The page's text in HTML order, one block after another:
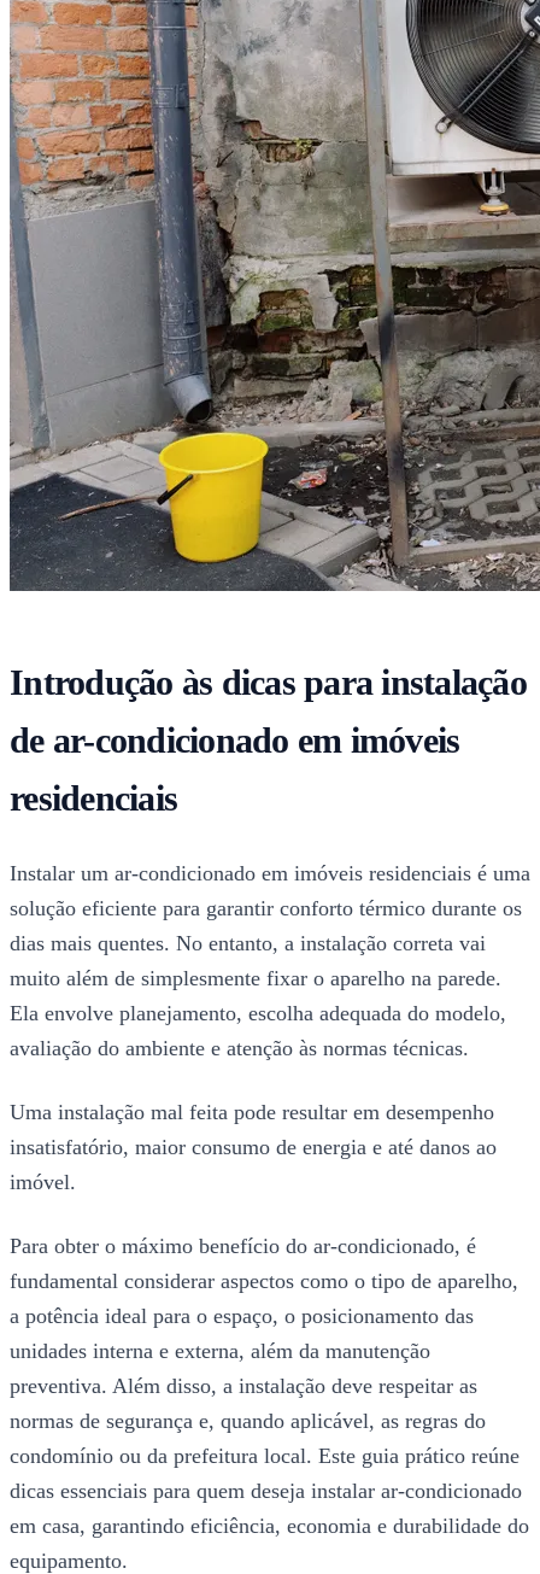
Introdução às dicas para instalação
de ar-condicionado em imóveis
residenciais
Instalar um ar-condicionado em imóveis residenciais é uma
solução eficiente para garantir conforto térmico durante os
dias mais quentes. No entanto, a instalação correta vai
muito além de simplesmente fixar o aparelho na parede.
Ela envolve planejamento, escolha adequada do modelo,
avaliação do ambiente e atenção às normas técnicas.
Uma instalação mal feita pode resultar em desempenho
insatisfatório, maior consumo de energia e até danos ao
imóvel.
Para obter o máximo benefício do ar-condicionado, é
fundamental considerar aspectos como o tipo de aparelho,
a potência ideal para o espaço, o posicionamento das
unidades interna e externa, além da manutenção
preventiva. Além disso, a instalação deve respeitar as
normas de segurança e, quando aplicável, as regras do
condomínio ou da prefeitura local. Este guia prático reúne
dicas essenciais para quem deseja instalar ar-condicionado
em casa, garantindo eficiência, economia e durabilidade do
equipamento.